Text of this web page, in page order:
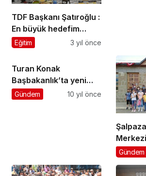
TDF Başkanı Şatıroğlu :
En büyük hedefim
İstanbul’a bir Trabzon
yaptırmak
Eğitim 3 yıl önce
Turan Konak
Başbakanlık’ta yeni
görevine başladı
Gündem 10 yıl önce
Gündem